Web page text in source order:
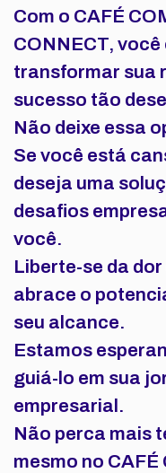
Com o CAFÉ
CONNECT,
transformar sua
sucesso tão
Não deixe essa
Se você está
deseja uma
desafios
você.
Liberte-se da
abrace o
seu alcance.
Estamos
guiá-lo em sua
empresarial.
Não perca mais
mesmo no CAFÉ